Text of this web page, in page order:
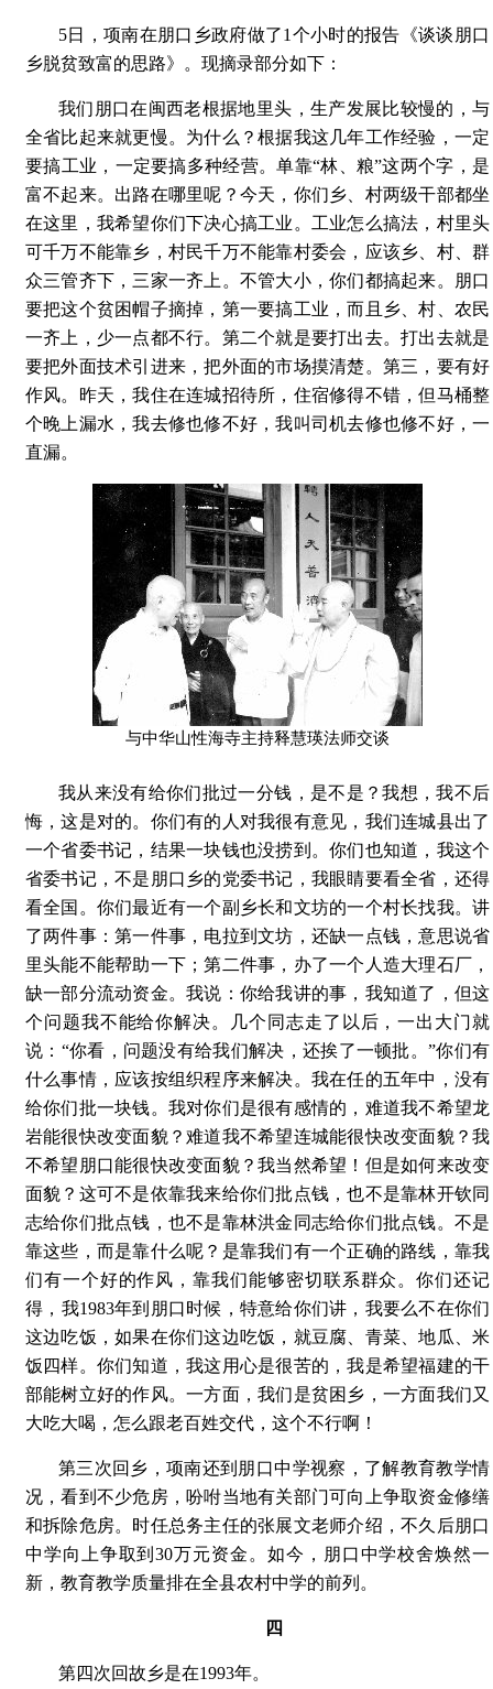
5日，项南在朋口乡政府做了1个小时的报告《谈谈朋口
乡脱贫致富的思路》。现摘录部分如下：
我们朋口在闽西老根据地里头，生产发展比较慢的，与
全省比起来就更慢。为什么？根据我这几年工作经验，一定
要搞工业，一定要搞多种经营。单靠“林、粮”这两个字，是
富不起来。出路在哪里呢？今天，你们乡、村两级干部都坐
在这里，我希望你们下决心搞工业。工业怎么搞法，村里头
可千万不能靠乡，村民千万不能靠村委会，应该乡、村、群
众三管齐下，三家一齐上。不管大小，你们都搞起来。朋口
要把这个贫困帽子摘掉，第一要搞工业，而且乡、村、农民
一齐上，少一点都不行。第二个就是要打出去。打出去就是
要把外面技术引进来，把外面的市场摸清楚。第三，要有好
作风。昨天，我住在连城招待所，住宿修得不错，但马桶整
个晚上漏水，我去修也修不好，我叫司机去修也修不好，一
直漏。
与中华山性海寺主持释慧瑛法师交谈
我从来没有给你们批过一分钱，是不是？我想，我不后
悔，这是对的。你们有的人对我很有意见，我们连城县出了
一个省委书记，结果一块钱也没捞到。你们也知道，我这个
省委书记，不是朋口乡的党委书记，我眼睛要看全省，还得
看全国。你们最近有一个副乡长和文坊的一个村长找我。讲
了两件事：第一件事，电拉到文坊，还缺一点钱，意思说省
里头能不能帮助一下；第二件事，办了一个人造大理石厂，
缺一部分流动资金。我说：你给我讲的事，我知道了，但这
个问题我不能给你解决。几个同志走了以后，一出大门就
说：“你看，问题没有给我们解决，还挨了一顿批。”你们有
什么事情，应该按组织程序来解决。我在任的五年中，没有
给你们批一块钱。我对你们是很有感情的，难道我不希望龙
岩能很快改变面貌？难道我不希望连城能很快改变面貌？我
不希望朋口能很快改变面貌？我当然希望！但是如何来改变
面貌？这可不是依靠我来给你们批点钱，也不是靠林开钦同
志给你们批点钱，也不是靠林洪金同志给你们批点钱。不是
靠这些，而是靠什么呢？是靠我们有一个正确的路线，靠我
们有一个好的作风，靠我们能够密切联系群众。你们还记
得，我1983年到朋口时候，特意给你们讲，我要么不在你们
这边吃饭，如果在你们这边吃饭，就豆腐、青菜、地瓜、米
饭四样。你们知道，我这用心是很苦的，我是希望福建的干
部能树立好的作风。一方面，我们是贫困乡，一方面我们又
大吃大喝，怎么跟老百姓交代，这个不行啊！
第三次回乡，项南还到朋口中学视察，了解教育教学情
况，看到不少危房，吩咐当地有关部门可向上争取资金修缮
和拆除危房。时任总务主任的张展文老师介绍，不久后朋口
中学向上争取到30万元资金。如今，朋口中学校舍焕然一
新，教育教学质量排在全县农村中学的前列。
四
第四次回故乡是在1993年。